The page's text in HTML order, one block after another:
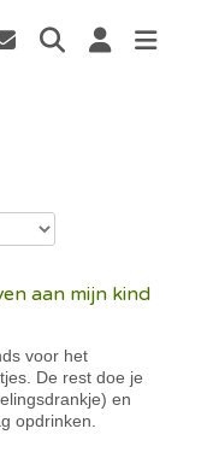
aan mijn kind
voor het
De rest doe je
en
opdrinken.